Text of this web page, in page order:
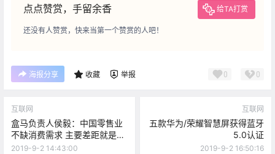
点点赞赏，手留余香 给TA打赏
还没有人赞赏，快来当第一个赞赏的人吧！
海报分享 收藏 举报 0 0
互联网
盒马负责人侯毅：中国零售业
不缺消费需求 主要差距就是商
品力
2019-9-2 14:43:00
互联网
五款华为/荣耀智慧屏获得蓝牙
5.0认证
2019-9-2 16:50:16